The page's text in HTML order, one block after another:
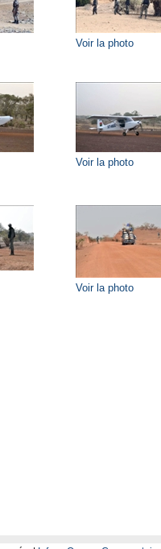
Voir la photo
Voir la photo
Voir la photo